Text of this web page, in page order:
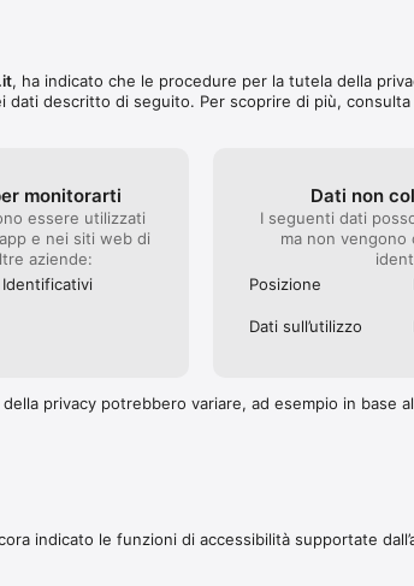
, ha indicato che le procedure per la tutela della
dati descritto di seguito. Per scoprire di più, consulta
monitorarti
essere utilizzati
e nei siti web di
aziende:
Identificativi
Dati non
I seguenti dati
ma non vengono
Posizione
Dati sull’utilizzo
privacy potrebbero variare, ad esempio in base
indicato le funzioni di accessibilità supportate